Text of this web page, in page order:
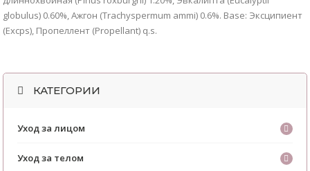
globulus) 0.60%, Ажгон (Trachyspermum ammi) 0.6%. Base: Эксципиент
(Excps), Пропеллент (Propellant) q.s.
КАТЕГОРИИ
Уход за лицом
Уход за телом